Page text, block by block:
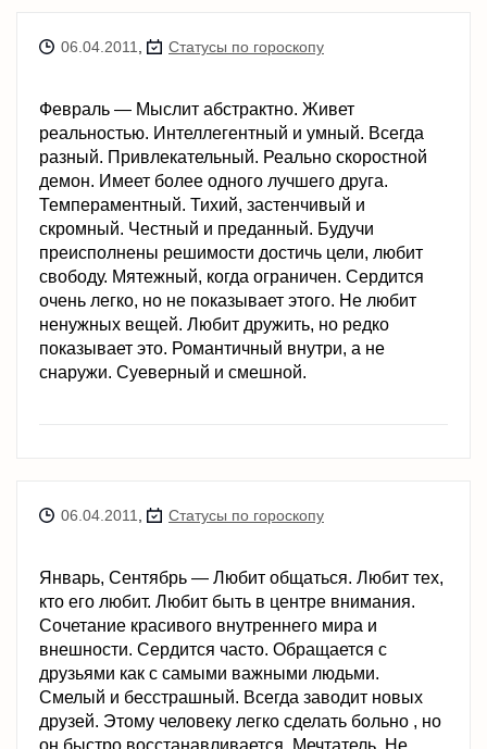
06.04.2011 Статусы по гороскопу
Февраль — Мыслит абстрактно. Живет
реальностью. Интеллегентный и умный. Всегда
разный. Привлекательный. Реально скоростной
демон. Имеет более одного лучшего друга.
Темпераментный. Тихий, застенчивый и
скромный. Честный и преданный. Будучи
преисполнены решимости достичь цели, любит
свободу. Мятежный, когда ограничен. Сердится
очень легко, но не показывает этого. Не любит
ненужных вещей. Любит дружить, но редко
показывает это. Романтичный внутри, а не
снаружи. Суеверный и смешной.
06.04.2011 Статусы по гороскопу
Январь, Сентябрь — Любит общаться. Любит тех,
кто его любит. Любит быть в центре внимания.
Сочетание красивого внутреннего мира и
внешности. Сердится часто. Обращается с
друзьями как с самыми важными людьми.
Смелый и бесстрашный. Всегда заводит новых
друзей. Этому человеку легко сделать больно , но
он быстро восстанавливается. Мечтатель. Не